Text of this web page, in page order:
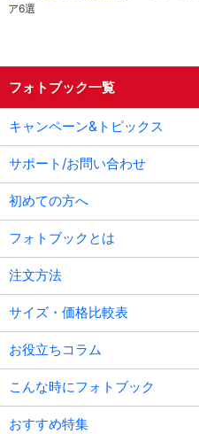
ア6選
フォトブック一覧
キャンペーン&トピックス
サポート/お問い合わせ
初めての方へ
フォトブックとは
注文方法
サイズ・価格比較表
お役立ちコラム
こんな時にフォトブック
おすすめ特集